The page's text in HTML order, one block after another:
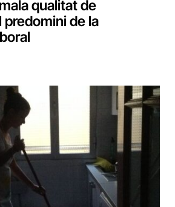
qualitat de
predomini de la